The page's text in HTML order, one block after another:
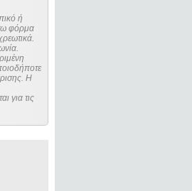
ή
φόρμα
Η
για τις